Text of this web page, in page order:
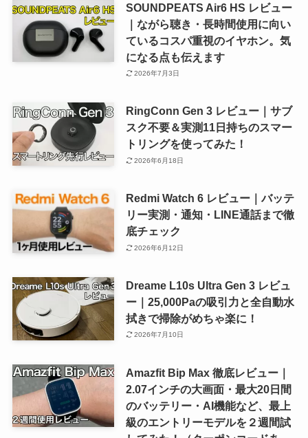
SOUNDPEATS Air6 HS レビュー
｜ながら聴き・長時間使用に向い
ているコスパ重視のイヤホン。気
になる点も伝えます
2026年7月3日
RingConn Gen 3 レビュー｜サブ
スク不要＆実測11日持ちのスマー
トリングを使ってみた！
2026年6月18日
Redmi Watch 6 レビュー｜バッテ
リー実測・通知・LINE通話まで徹
底チェック
2026年6月12日
Dreame L10s Ultra Gen 3 レビュ
ー｜25,000Paの吸引力と全自動水
拭きで掃除がめちゃ楽に！
2026年7月10日
Amazfit Bip Max 徹底レビュー｜
2.07インチの大画面・最大20日間
のバッテリー・AI機能など、最上
級のエントリーモデルを２週間試